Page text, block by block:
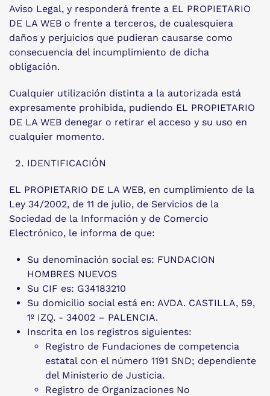
Aviso Legal, y responderá frente a EL PROPIETARIO
DE LA WEB o frente a terceros, de cualesquiera
daños y perjuicios que pudieran causarse como
consecuencia del incumplimiento de dicha
obligación.
Cualquier utilización distinta a la autorizada está
expresamente prohibida, pudiendo EL PROPIETARIO
DE LA WEB denegar o retirar el acceso y su uso en
cualquier momento.
IDENTIFICACIÓN
EL PROPIETARIO DE LA WEB, en cumplimiento de la
Ley 34/2002, de 11 de julio, de Servicios de la
Sociedad de la Información y de Comercio
Electrónico, le informa de que:
Su denominación social es: FUNDACION
HOMBRES NUEVOS
Su CIF es: G34183210
Su domicilio social está en: AVDA. CASTILLA, 59,
1º IZQ. - 34002 – PALENCIA.
Inscrita en los registros siguientes:
Registro de Fundaciones de competencia
estatal con el número 1191 SND; dependiente
del Ministerio de Justicia.
Registro de Organizaciones No